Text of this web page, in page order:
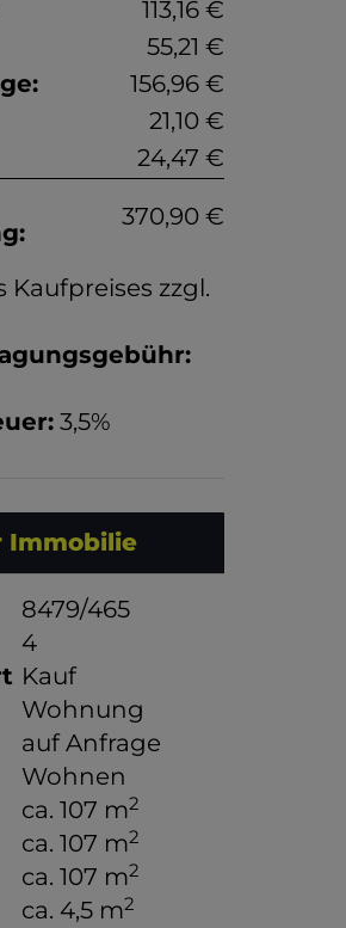
113,16 €
55,21 €
156,96 €
21,10 €
24,47 €
370,90 €
Kaufpreises zzgl.
3,5%
Immobilie
8479/465
4
Kauf
Wohnung
auf Anfrage
Wohnen
ca. 107 m2
ca. 107 m2
ca. 107 m2
ca. 4,5 m2